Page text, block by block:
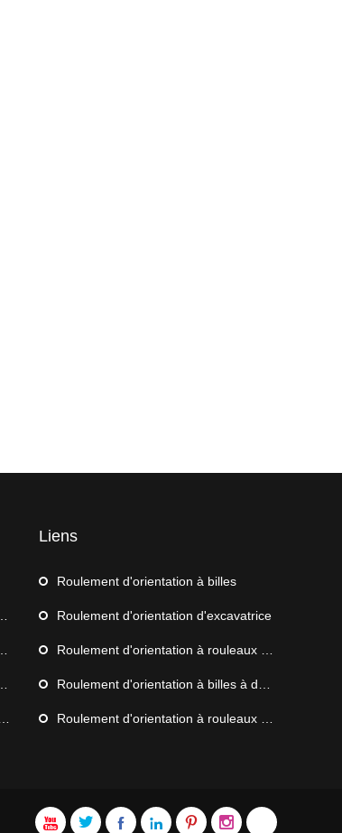
Liens
Roulement d'orientation à billes
Roulement d'orientation d'excavatrice
Roulement d'orientation à rouleaux croisés
Roulement d'orientation à billes à double rangée
Roulement d'orientation à rouleaux à trois rangées
     